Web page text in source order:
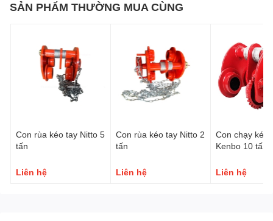
3 70-120 1.3
10 1.7 90
20 5 235
SẢN PHẨM THƯỜNG MUA CÙNG
Con rùa kéo tay Nitto 5
tấn
Liên hệ
Con rùa kéo tay Nitto 2
tấn
Liên hệ
Con chạy kéo
Kenbo 10 tấn
Liên hệ